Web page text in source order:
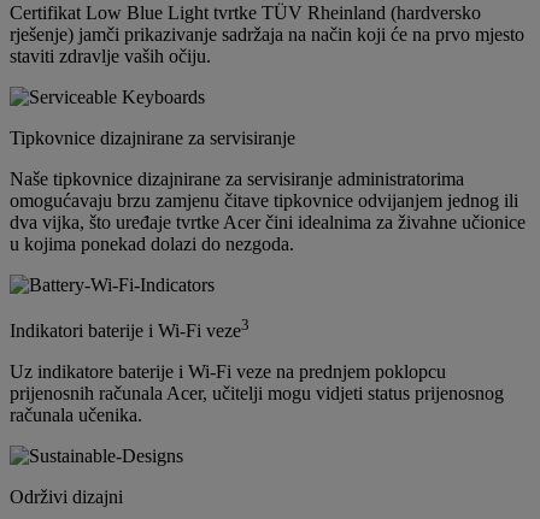
Certifikat Low Blue Light tvrtke TÜV Rheinland (hardversko
rješenje) jamči prikazivanje sadržaja na način koji će na prvo mjesto
staviti zdravlje vaših očiju.
Tipkovnice dizajnirane za servisiranje
Naše tipkovnice dizajnirane za servisiranje administratorima
omogućavaju brzu zamjenu čitave tipkovnice odvijanjem jednog ili
dva vijka, što uređaje tvrtke Acer čini idealnima za živahne učionice
u kojima ponekad dolazi do nezgoda.
Indikatori baterije i Wi-Fi veze3
Uz indikatore baterije i Wi-Fi veze na prednjem poklopcu
prijenosnih računala Acer, učitelji mogu vidjeti status prijenosnog
računala učenika.
Održivi dizajni